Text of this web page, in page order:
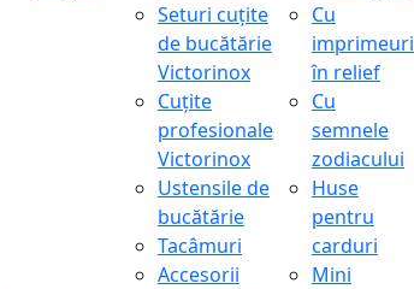
Seturi cuțite
de bucătărie
Victorinox
Cuțite
profesionale
Victorinox
Ustensile de
bucătărie
Tacâmuri
Accesorii
Cu
imprimeuri
în relief
Cu
semnele
zodiacului
Huse
pentru
carduri
Mini